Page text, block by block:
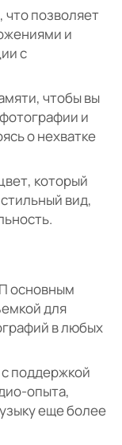
что позволяет
и
с
чтобы вы
и
о нехватке
который
вид,
основным
для
в любых
поддержкой
опыта,
еще более